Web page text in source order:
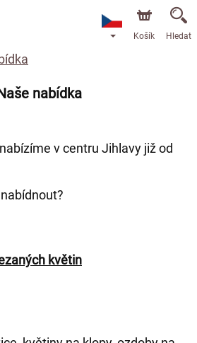
shop přijímáme. Nejbližší možné
z důvodu dovolené.
Košík Hledat
nabídka
v centru Jihlavy již od
květin